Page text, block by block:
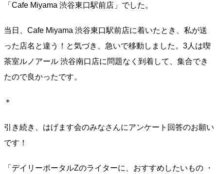
「Cafe Miyama 渋谷東口駅前店」でした。
当日、Cafe Miyama 渋谷東口駅前店に着いたとき、私が送
った店名と違う！と気づき、急いで移動しました。3人は喫
茶室ルノアール 渋谷南口店に問題なく到着して、集合でき
たので良かったです。
＊
引き続き、はげます会のみなさんにアンケート回答のお願い
です！
「デイリーポータルZのライターに、おすすめしたいもの ・